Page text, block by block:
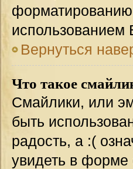
использованием
Вернуться
Что такое
Смайлики, или
быть
радость, а :(
увидеть в форме